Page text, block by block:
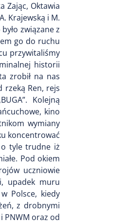
Zając, Oktawia
Krajewską i M.
związane z
go do ruchu
przywitaliśmy
historii
zrobił na nas
rzeką Ren, rejs
Kolejną
kino
wymiany
koncentrować
o tyle trudne iż
Pod okiem
uczniowie
upadek muru
Polsce, kiedy
z drobnymi
PNWM oraz od